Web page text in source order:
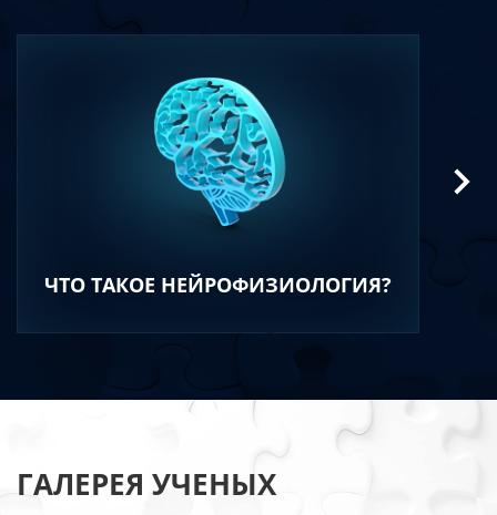
ЧТО ТАКОЕ НЕЙРОФИЗИОЛОГИЯ?
ГАЛЕРЕЯ УЧЕНЫХ